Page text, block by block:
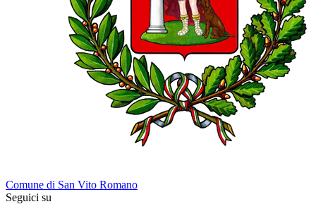
Comune di San Vito Romano
Seguici su